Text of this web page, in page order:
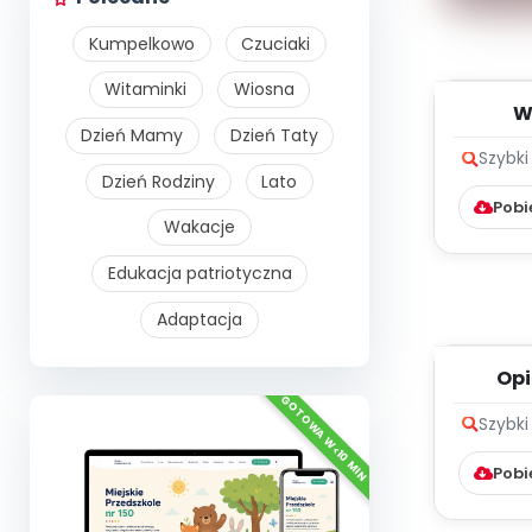
Kumpelkowo
Czuciaki
Witaminki
Wiosna
Dzień Mamy
Dzień Taty
Dzień Rodziny
Lato
Wakacje
Edukacja patriotyczna
Adaptacja